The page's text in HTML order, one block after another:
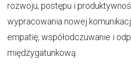
rozwoju, postępu i
wypracowania nowej
empatię, współodczuwanie i
międzygatunkową.